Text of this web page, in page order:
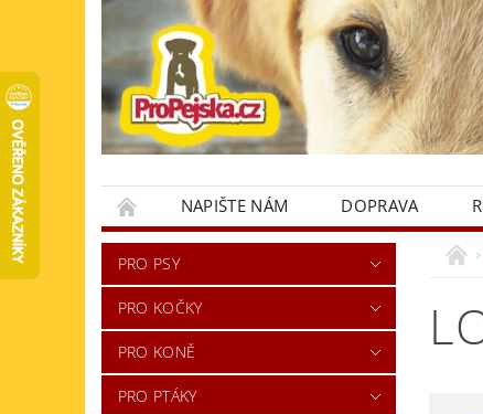
NAPIŠTE NÁM DOPRAVA
KONTAKTY
PRO PSY
PRO KOČKY
PRO KONĚ
PRO PTÁKY